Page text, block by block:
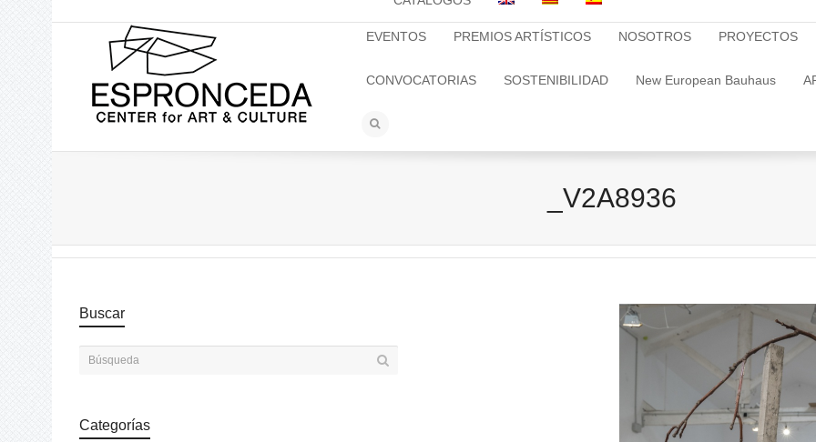
EVENTOS PREMIOS ARTÍSTICOS NOSOTROS PROYECTOS
CONVOCATORIAS SOSTENIBILIDAD New European Bauhaus
_V2A8936
Buscar
Categorías